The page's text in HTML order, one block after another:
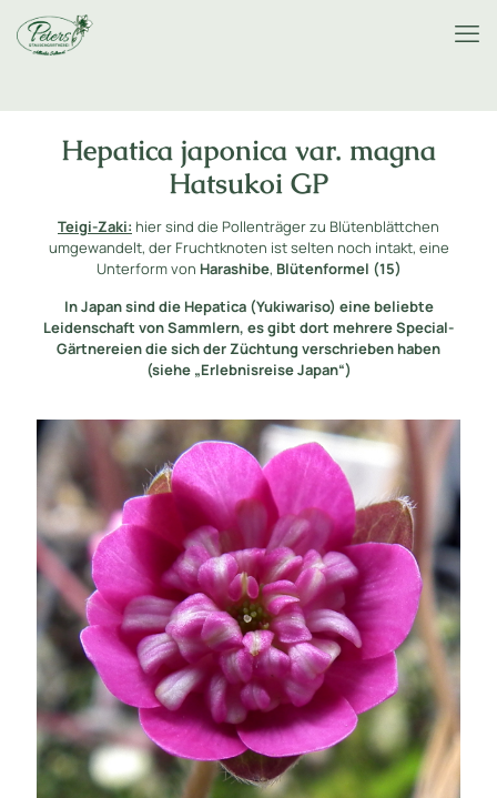
Hepatica japonica var. magna
Hatsukoi GP
Teigi-Zaki: hier sind die Pollenträger zu Blütenblättchen
umgewandelt, der Fruchtknoten ist selten noch intakt, eine
Unterform von Harashibe, Blütenformel (15)
In Japan sind die Hepatica (Yukiwariso) eine beliebte
Leidenschaft von Sammlern, es gibt dort mehrere Special-
Gärtnereien die sich der Züchtung verschrieben haben
(siehe „Erlebnisreise Japan“)